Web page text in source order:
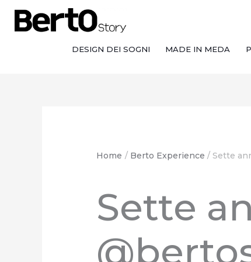
contenuto
navigazione
contenuto
DESIGN DEI SOGNI MADE IN MEDA
Home Berto Experience Sette
Sette